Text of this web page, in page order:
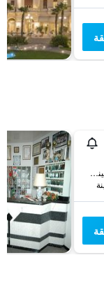
Via Lucio Lando, 40, ريميني, مقاطعة ريميني, إيطاليا